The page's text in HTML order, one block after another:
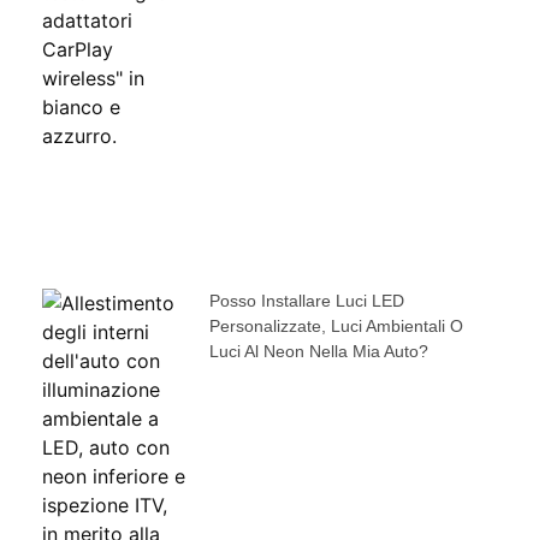
Posso Installare Luci LED
Personalizzate, Luci Ambientali O
Luci Al Neon Nella Mia Auto?